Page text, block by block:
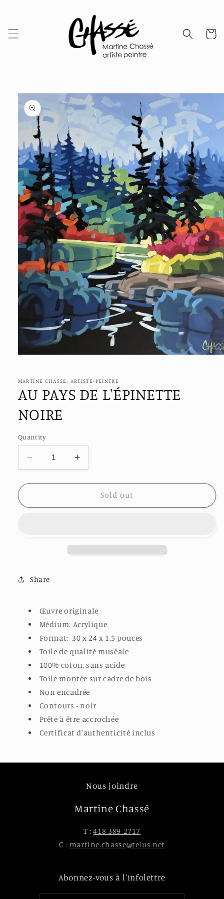
Cart
Skip to
product
information
in
MARTINE CHASSÉ, ARTISTE-PEINTRE
AU PAYS DE L'ÉPINETTE
NOIRE
Quantity
Decrease
quantity
for
PAYS
Increase
quantity
for
PAYS
Sold out
Share
Œuvre originale
Médium: Acrylique
Format: 30 x 24 x 1,5 pouces
Toile de qualité muséale
100% coton, sans acide
Toile montée sur cadre de bois
Non encadrée
Contours - noir
Prête à être accrochée
Certificat d'authenticité inclus
Nous joindre
Martine Chassé
T :418 389-2717
C : martine.chasse@telus.net
Abonnez-vous à l'infolettre